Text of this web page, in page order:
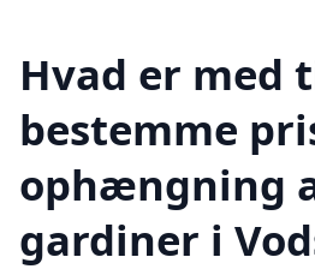
Hvad er med
bestemme
ophængning
gardiner i